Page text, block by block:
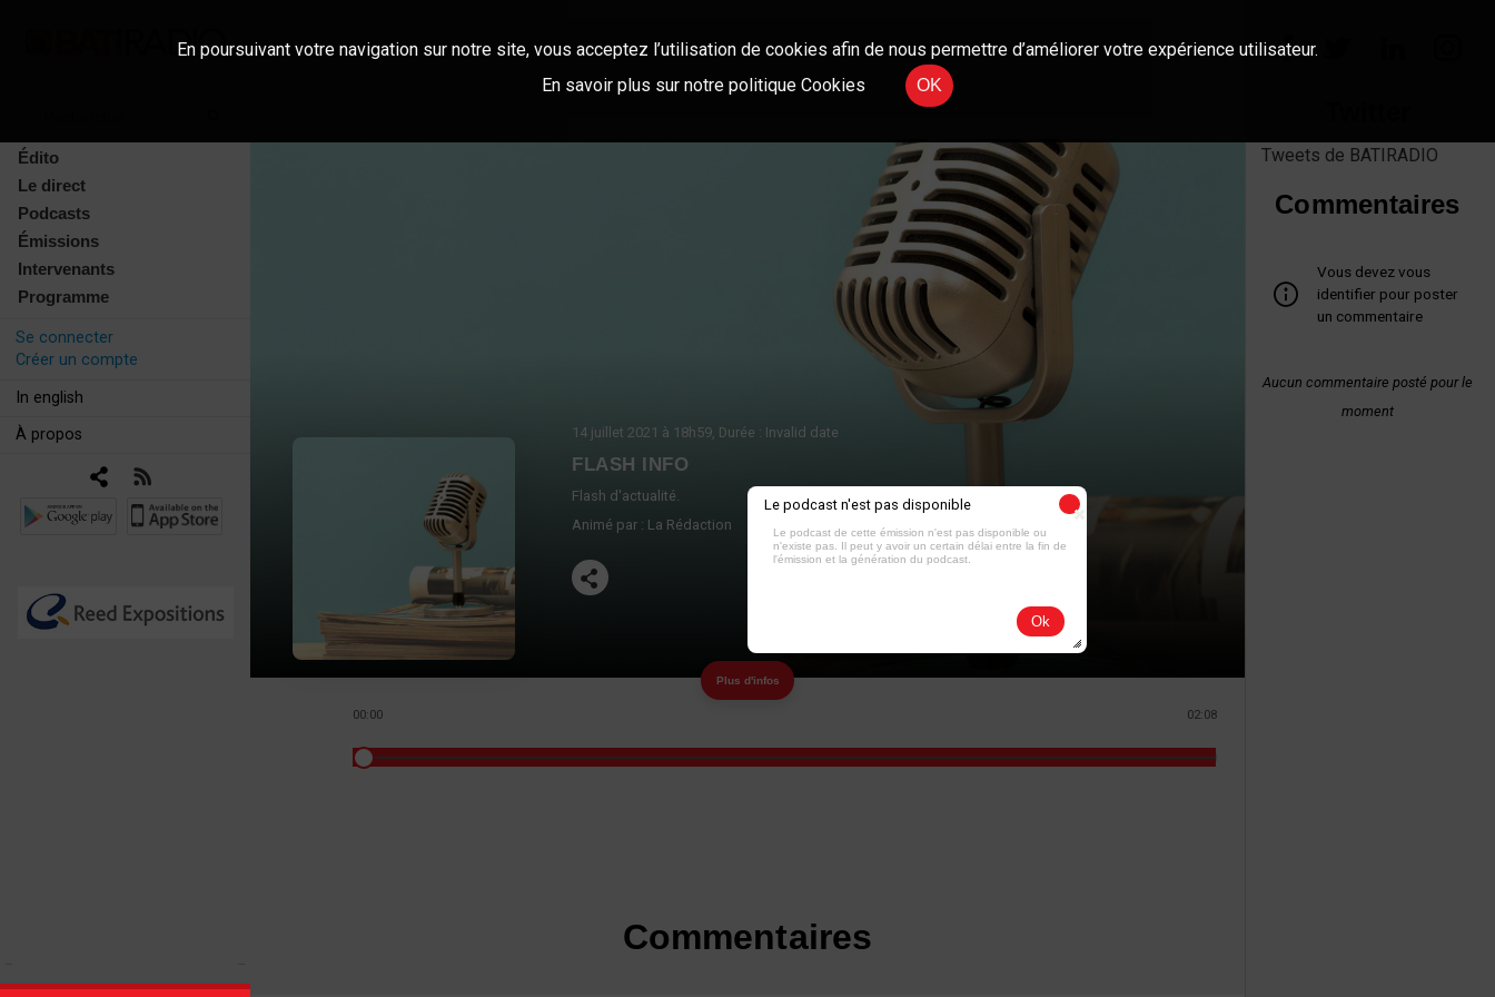
Édito
Le direct
Podcasts
Émissions
Intervenants
Programme
Se connecter
Créer un compte
In english
À propos
14 juillet 2021 à 18h59, Durée : Invalid date
FLASH INFO
Flash d'actualité.
Animé par : La Rédaction
Plus d'infos
00:00 02:08
Commentaires
Tweets de BATIRADIO
Commentaires
Vous devez vous
identifier pour poster
un commentaire
Aucun commentaire posté pour le
moment
En poursuivant votre navigation sur notre site, vous acceptez l’utilisation de cookies afin de nous permettre d’améliorer votre expérience utilisateur.
En savoir plus sur notre politique Cookies
OK
Le podcast n'est pas disponible
Le podcast de cette émission n'est pas disponible ou
n'existe pas. Il peut y avoir un certain délai entre la fin de
l'émission et la génération du podcast.
Ok